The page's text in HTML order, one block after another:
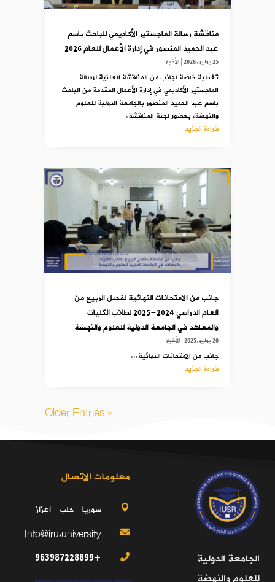
مناقشة رسالة الماجستير الأكاديمي للباحث باسم
عبد الحميد المنصور في إدارة الأعمال للعام 2026
25 يوليو,2026 |الأخبار
تغطية خاصة لجانب من المناقشة العلنية لرسالة
الماجستير الأكاديمي في إدارة الأعمال المقدمة من الباحث
باسم عبد الحميد المنصور بالجامعة الدولية للعلوم
والنهضة، بحضور لجنة المناقشة.
قراءة المزيد
جانب من الامتحانات النهائية لفصل الربيع من
العام الدراسي 2024-2025 لطلاب الكليات
والمعاهد في الجامعة الدولية للعلوم والنهضة
20 يوليو,2025 |الأخبار
جانب من الامتحانات النهائية...
قراءة المزيد
« Older Entries
الجامعة الدولية
معلومات الاتصال
 سوريا – حلب – اعزاز

Info@iru.university

+963987228899